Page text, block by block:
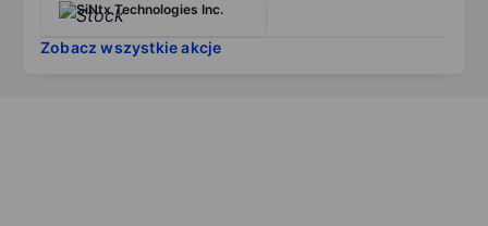
SiNtx Technologies Inc.
Zobacz wszystkie akcje